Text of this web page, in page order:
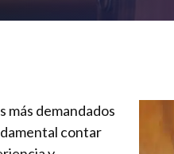
más demandados
contar